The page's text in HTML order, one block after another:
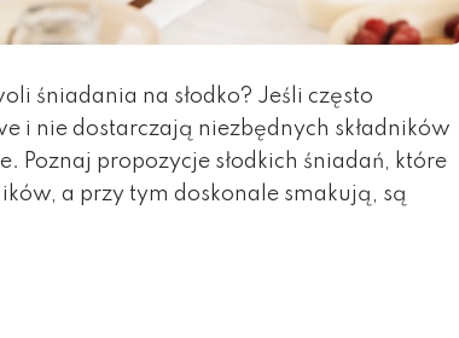
śniadania na słodko? Jeśli często
i nie dostarczają niezbędnych składników
propozycje słodkich śniadań, które
a przy tym doskonale smakują, są